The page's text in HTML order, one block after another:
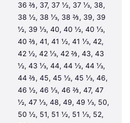
36 ⅔, 37, 37 ½, 37 ⅓, 38,
38 ½, 38 ⅓, 38 ⅔, 39, 39
½, 39 ⅓, 40, 40 ½, 40 ⅓,
40 ⅔, 41, 41 ½, 41 ⅓, 42,
42 ½, 42 ⅓, 42 ⅔, 43, 43
½, 43 ⅓, 44, 44 ½, 44 ⅓,
44 ⅔, 45, 45 ½, 45 ⅓, 46,
46 ½, 46 ⅓, 46 ⅔, 47, 47
½, 47 ⅓, 48, 49, 49 ⅓, 50,
50 ½, 51, 51 ½, 51 ⅓, 52,